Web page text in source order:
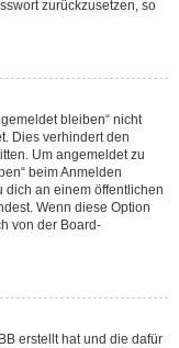
zurückzusetzen, so
bleiben“ nicht
Dies verhindert den
Um angemeldet zu
beim Anmelden
dich an einem öffentlichen
Wenn diese Option
von der Board-
erstellt hat und die dafür